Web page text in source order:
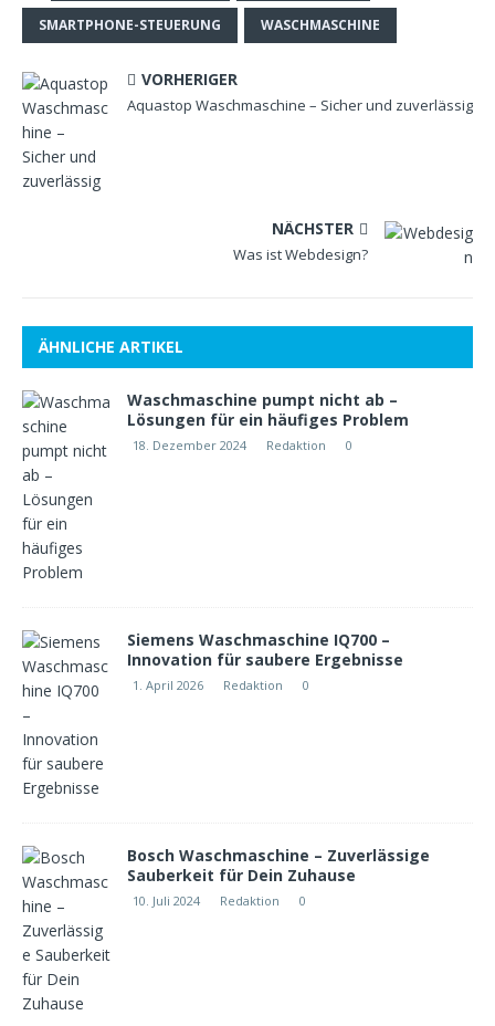
SMARTPHONE-STEUERUNG WASCHMASCHINE
VORHERIGER
Aquastop Waschmaschine – Sicher und zuverlässig
NÄCHSTER
Was ist Webdesign?
ÄHNLICHE ARTIKEL
Waschmaschine pumpt nicht ab –
Lösungen für ein häufiges Problem
18. Dezember 2024 Redaktion 0
Siemens Waschmaschine IQ700 –
Innovation für saubere Ergebnisse
1. April 2026 Redaktion 0
Bosch Waschmaschine – Zuverlässige
Sauberkeit für Dein Zuhause
10. Juli 2024 Redaktion 0